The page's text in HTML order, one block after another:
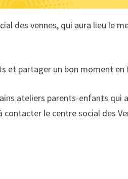
des vennes, qui aura lieu le
et partager un bon moment
ateliers parents-enfants qui
le centre social des